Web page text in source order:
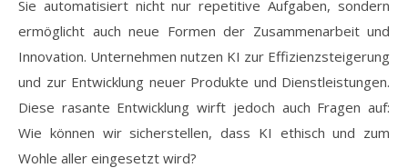
Sie automatisiert nicht nur repetitive Aufgaben, sondern
ermöglicht auch neue Formen der Zusammenarbeit und
Innovation. Unternehmen nutzen KI zur Effizienzsteigerung
und zur Entwicklung neuer Produkte und Dienstleistungen.
Diese rasante Entwicklung wirft jedoch auch Fragen auf:
Wie können wir sicherstellen, dass KI ethisch und zum
Wohle aller eingesetzt wird?